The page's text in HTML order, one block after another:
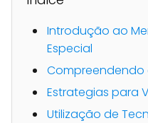
Introdução ao
Especial
Compreendendo
Estrategias para
Utilização de